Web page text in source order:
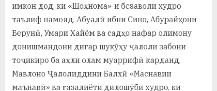
имкон дод, ки «Шоҳнома»-и безаволи худро
таълиф намояд, Абуалӣ ибни Сино, Абурайҳони
Берунӣ, Умари Хайём ва садҳо нафар олимону
донишмандони дигар шукӯҳу ҷалоли забони
тоҷикиро ба аҳли олам муаррифӣ карданд,
Мавлоно Ҷалолиддини Балхӣ «Маснавии
маънавӣ» ва ғазалиёти дилошӯби худро, ки